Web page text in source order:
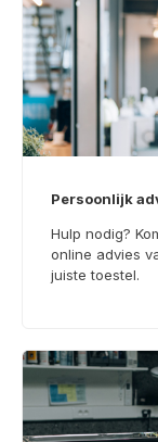
Persoonlijk
Hulp nodig?
online advies
juiste toestel.